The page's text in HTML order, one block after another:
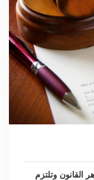
القانون وتلتزم